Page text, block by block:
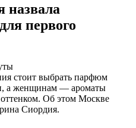
первого
стоит выбрать парфюм
а женщинам — ароматы
Об этом Москве
Сиордия.